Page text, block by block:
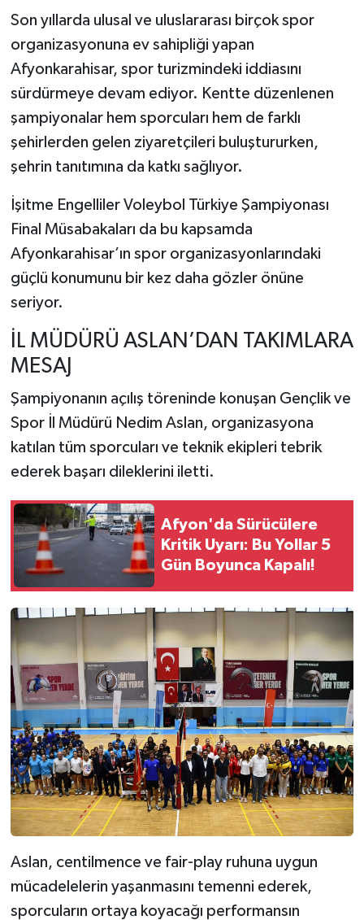
Son yıllarda ulusal ve uluslararası birçok spor
organizasyonuna ev sahipliği yapan
Afyonkarahisar, spor turizmindeki iddiasını
sürdürmeye devam ediyor. Kentte düzenlenen
şampiyonalar hem sporcuları hem de farklı
şehirlerden gelen ziyaretçileri buluştururken,
şehrin tanıtımına da katkı sağlıyor.
İşitme Engelliler Voleybol Türkiye Şampiyonası
Final Müsabakaları da bu kapsamda
Afyonkarahisar’ın spor organizasyonlarındaki
güçlü konumunu bir kez daha gözler önüne
seriyor.
İL MÜDÜRÜ ASLAN’DAN TAKIMLARA
MESAJ
Şampiyonanın açılış töreninde konuşan Gençlik ve
Spor İl Müdürü Nedim Aslan, organizasyona
katılan tüm sporcuları ve teknik ekipleri tebrik
ederek başarı dileklerini iletti.
Afyon'da Sürücülere
Kritik Uyarı: Bu Yollar 5
Gün Boyunca Kapalı!
Aslan, centilmence ve fair-play ruhuna uygun
mücadelelerin yaşanmasını temenni ederek,
sporcuların ortaya koyacağı performansın